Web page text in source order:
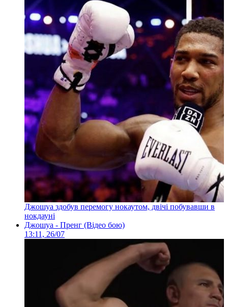
Джошуа здобув перемогу нокаутом, двічі побувавши в
нокдауні
Джошуа - Пренг (Відео бою)
13:11, 26/07